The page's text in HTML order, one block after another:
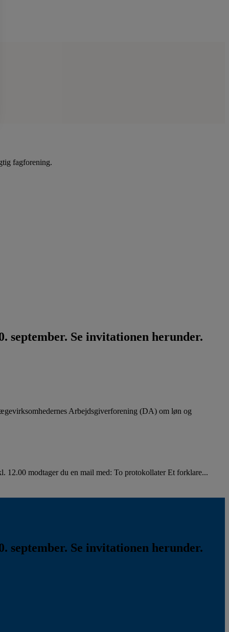
fagforening.
september. Se invitationen herunder.
Arbejdsgiverforening (DA) om løn og
12.00 modtager du en mail med: To protokollater Et forklare...
september. Se invitationen herunder.